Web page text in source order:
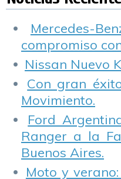
Mercedes-
compromiso
Nissan Nuevo
Con gran
Movimiento.
Ford
Ranger a la
Buenos Aires.
Moto y